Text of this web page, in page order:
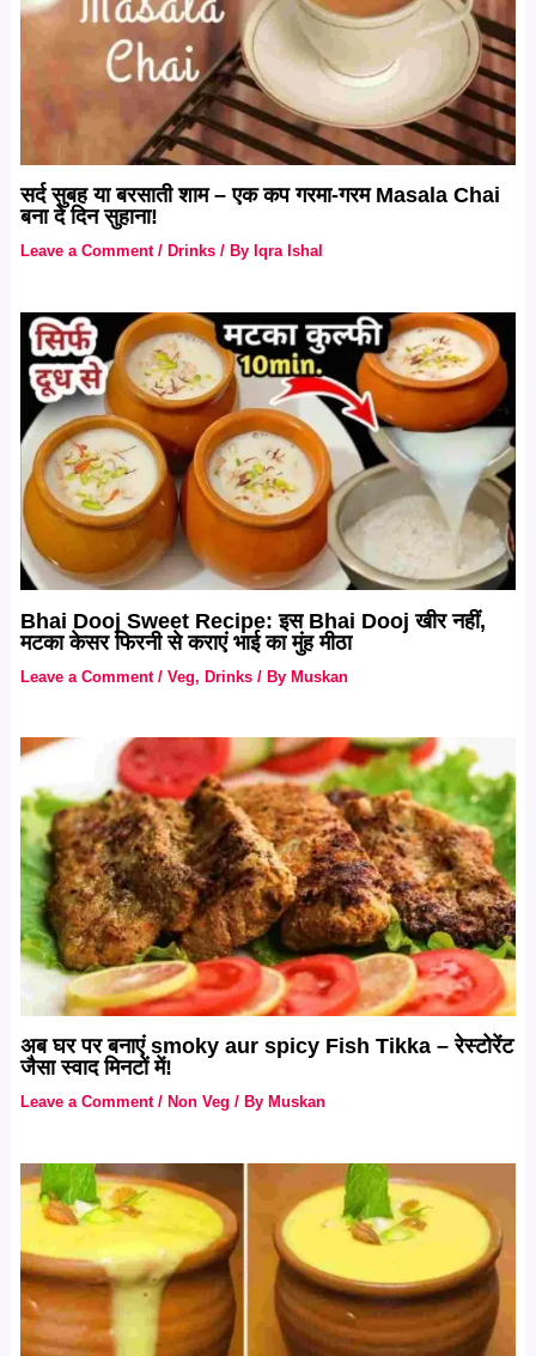
सर्द सुबह या बरसाती शाम – एक कप गरमा-गरम Masala Chai
बना दे दिन सुहाना!
Leave a Comment / Drinks / By Iqra Ishal
Bhai Dooj Sweet Recipe: इस Bhai Dooj खीर नहीं,
मटका केसर फिरनी से कराएं भाई का मुंह मीठा
Leave a Comment /Veg, Drinks / By Muskan
अब घर पर बनाएं smoky aur spicy Fish Tikka – रेस्टोरेंट
जैसा स्वाद मिनटों में!
Leave a Comment / Non Veg / By Muskan